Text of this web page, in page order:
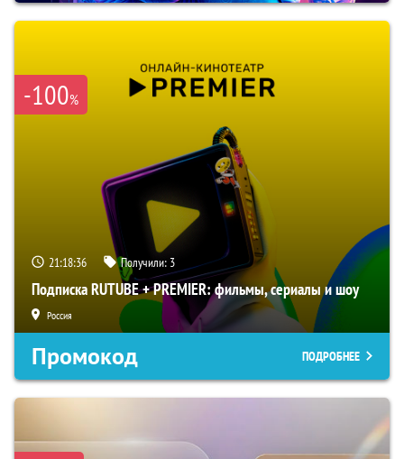
-100%
21:18:35 Получили: 3
Подписка RUTUBE + PREMIER: фильмы, сериалы и шоу
Россия
Промокод ПОДРОБНЕЕ